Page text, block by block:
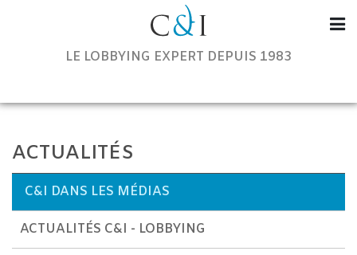
Communication & Institutions
LE LOBBYING EXPERT DEPUIS 1983
ACTUALITÉS
C&I DANS LES MÉDIAS
ACTUALITÉS C&I - LOBBYING